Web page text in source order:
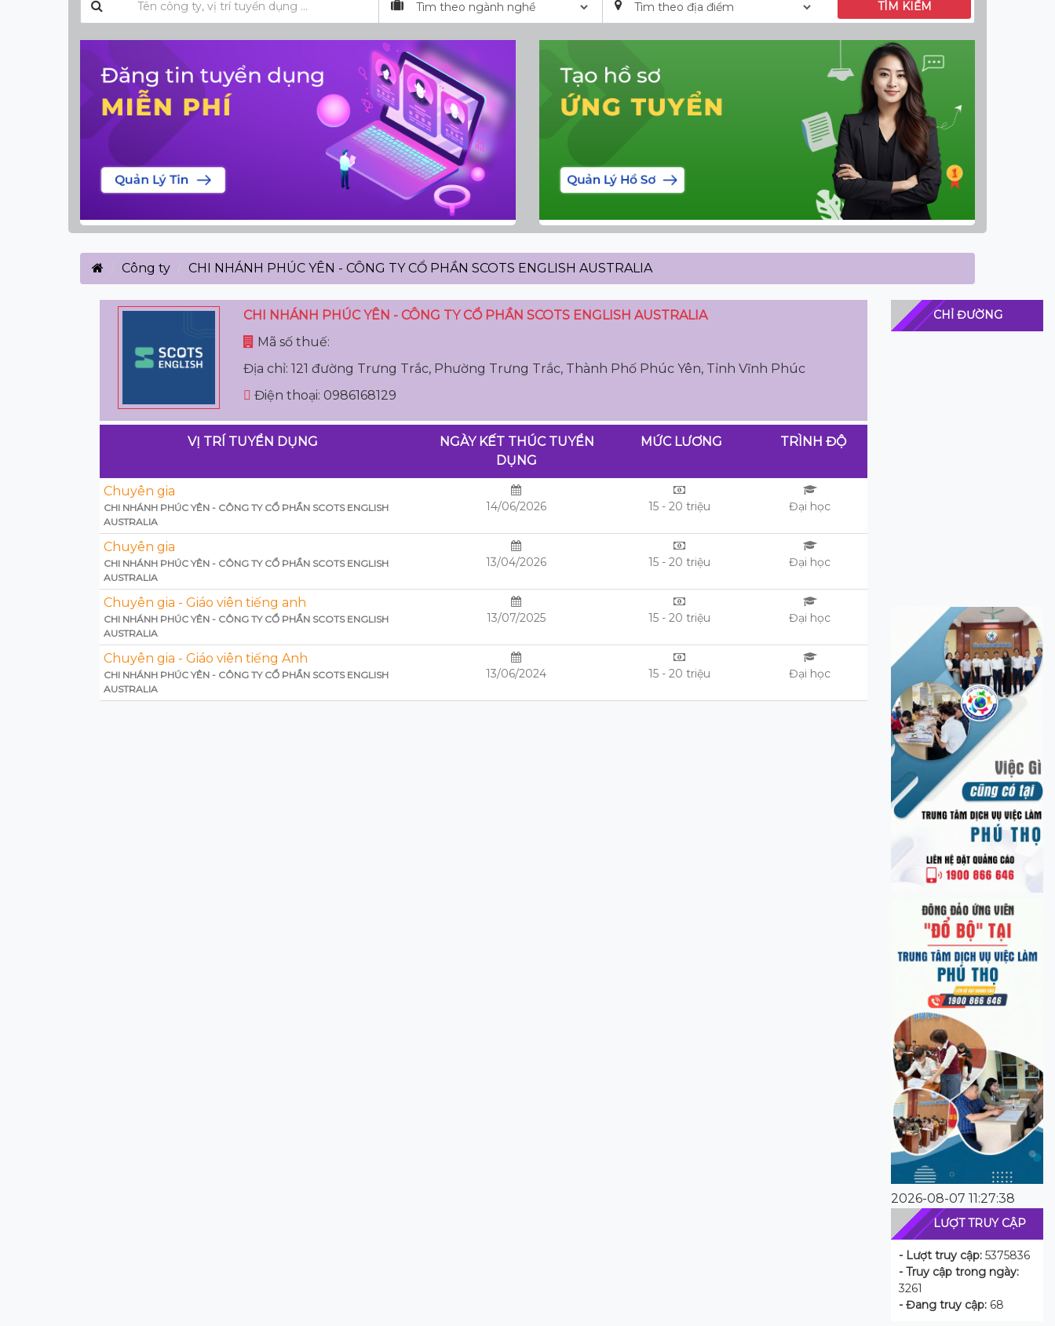
TÌM KIẾM
Công ty CHI NHÁNH PHÚC YÊN - CÔNG TY CỔ PHẦN SCOTS ENGLISH AUSTRALIA
CHI NHÁNH PHÚC YÊN - CÔNG TY CỔ PHẦN SCOTS ENGLISH AUSTRALIA
Mã số thuế:
Địa chỉ: 121 đường Trưng Trắc, Phường Trưng Trắc, Thành Phố Phúc Yên, Tỉnh Vĩnh Phúc
Điện thoại: 0986168129
VỊ TRÍ TUYỂN DỤNG
NGÀY KẾT THÚC TUYỂN
DỤNG
MỨC LƯƠNG TRÌNH ĐỘ
Chuyên gia
CHI NHÁNH PHÚC YÊN - CÔNG TY CỔ PHẦN SCOTS ENGLISH
AUSTRALIA
14/06/2026 15 - 20 triệu Đại học
Chuyên gia
CHI NHÁNH PHÚC YÊN - CÔNG TY CỔ PHẦN SCOTS ENGLISH
AUSTRALIA
13/04/2026 15 - 20 triệu Đại học
Chuyên gia - Giáo viên tiếng anh
CHI NHÁNH PHÚC YÊN - CÔNG TY CỔ PHẦN SCOTS ENGLISH
AUSTRALIA
13/07/2025 15 - 20 triệu Đại học
Chuyên gia - Giáo viên tiếng Anh
CHI NHÁNH PHÚC YÊN - CÔNG TY CỔ PHẦN SCOTS ENGLISH
AUSTRALIA
13/06/2024 15 - 20 triệu Đại học
CHỈ ĐƯỜNG
2026-08-07 11:27:38
LƯỢT TRUY CẬP
- Lượt truy cập: 5375836
- Truy cập trong ngày:
3261
- Đang truy cập: 68